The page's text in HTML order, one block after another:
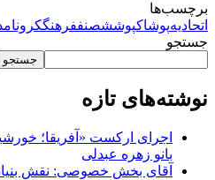
برچسب‌ها
اتحادیه‌پوشاکپوششصنففرهنگکرونا
جستجو
جستجو
نوشته‌های تازه
اجرای ارکست «آفریقا؛
بانو زهره عبدلی
آقای بخش خصوصی: نقش